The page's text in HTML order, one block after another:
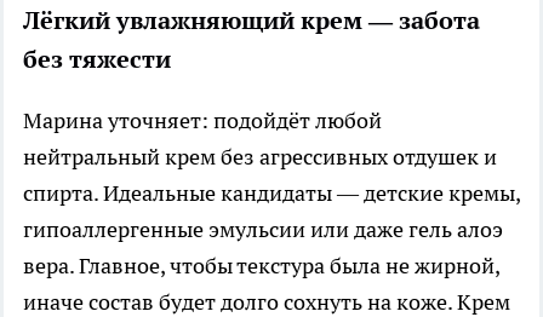
Лёгкий увлажняющий крем — забота
без тяжести
Марина уточняет: подойдёт любой
нейтральный крем без агрессивных отдушек и
спирта. Идеальные кандидаты — детские кремы,
гипоаллергенные эмульсии или даже гель алоэ
вера. Главное, чтобы текстура была не жирной,
иначе состав будет долго сохнуть на коже. Крем